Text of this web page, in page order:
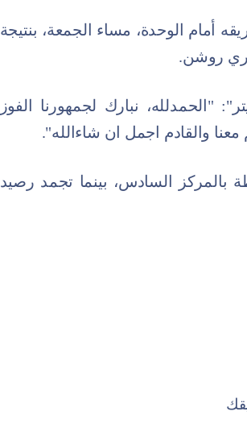
أمام الوحدة، مساء الجمعة، بنتيجة
"الحمدلله، نبارك لجمهورنا الفوز
والقادم اجمل ان شاءالله".
رفع الفتح رصيده إلى 21 نقطة بالمركز السادس، بينما تجمد رصيد